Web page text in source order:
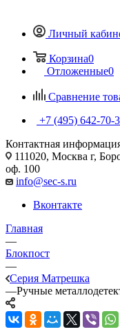
Личный
Корзина0
Отложенные0
Сравнение
+7 (495) 642-70-
Контактная
111020, Москва г,
оф. 100
info@sec-s.ru
Вконтакте
Главная
—
Блокпост
—
Серия Матрешка
—Ручные